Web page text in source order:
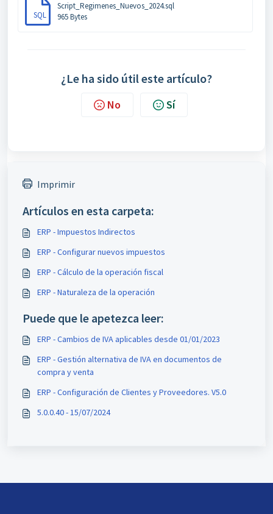
SQL
Script_Regimenes_Nuevos_2024.sql
965 Bytes
¿Le ha sido útil este artículo?
No Sí
Imprimir
Artículos en esta carpeta:
ERP - Impuestos Indirectos
ERP - Configurar nuevos impuestos
ERP - Cálculo de la operación fiscal
ERP - Naturaleza de la operación
Puede que le apetezca leer:
ERP - Cambios de IVA aplicables desde 01/01/2023
ERP - Gestión alternativa de IVA en documentos de
compra y venta
ERP - Configuración de Clientes y Proveedores. V5.0
5.0.0.40 - 15/07/2024